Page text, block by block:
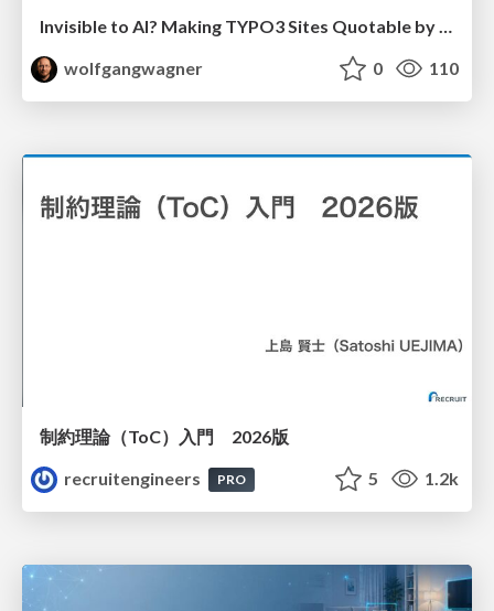
wolfgangwagner
0 110
制約理論（ToC）入門 2026版
recruitengineers
PRO 5 1.2k